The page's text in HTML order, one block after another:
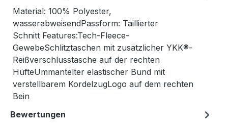
Material: 100% Polyester,
wasserabweisendPassform: Taillierter
Schnitt Features:Tech-Fleece-
GewebeSchlitztaschen mit zusätzlicher YKK®-
Reißverschlusstasche auf der rechten
HüfteUmmantelter elastischer Bund mit
verstellbarem KordelzugLogo auf dem rechten
Bein
Bewertungen